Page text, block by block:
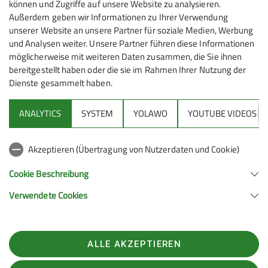
2026
22.03.2026
Skischule
Auch in diesem Jahr hoch motiviert die
Teilnehmer*innen unseres Erwachsenenskikurses an
zwei Wochenenden im Januar parallel zu den Kleinen
können und Zugriffe auf unsere Website zu analysieren.
Außerdem geben wir Informationen zu Ihrer Verwendung
unserer Website an unsere Partner für soziale Medien, Werbung
und Analysen weiter. Unsere Partner führen diese Informationen
möglicherweise mit weiteren Daten zusammen, die Sie ihnen
bereitgestellt haben oder die sie im Rahmen Ihrer Nutzung der
Dienste gesammelt haben.
ANALYTICS SYSTEM YOLAWO YOUTUBE VIDEOS
Akzeptieren (Übertragung von Nutzerdaten und Cookie)
Cookie Beschreibung
Verwendete Cookies
ALLE AKZEPTIEREN